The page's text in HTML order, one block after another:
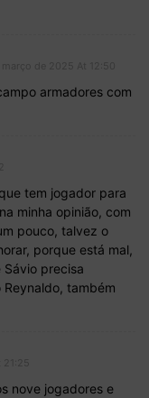
armadores com
tem jogador para
minha opinião, com
pouco, talvez o
porque está mal,
precisa
também
nove jogadores e